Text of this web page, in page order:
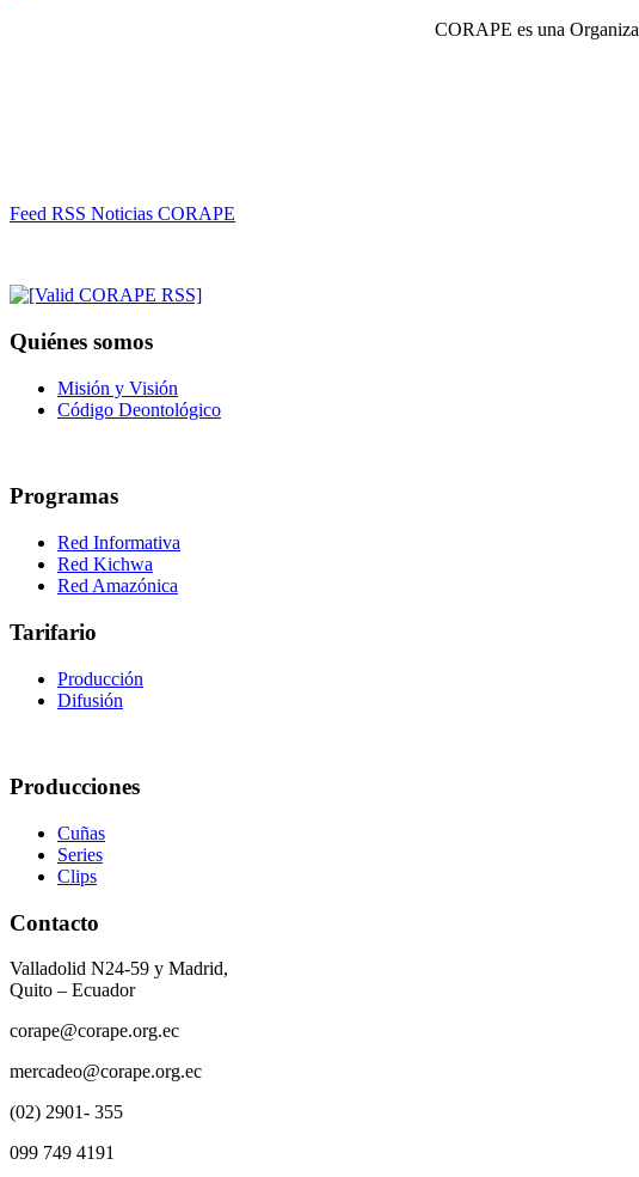
CORAPE es una
Feed RSS Noticias CORAPE
Quiénes somos
Misión y Visión
Código Deontológico
Programas
Red Informativa
Red Kichwa
Red Amazónica
Tarifario
Producción
Difusión
Producciones
Cuñas
Series
Clips
Contacto
Valladolid N24-59 y Madrid,
Quito – Ecuador
corape@corape.org.ec
mercadeo@corape.org.ec
(02) 2901- 355
099 749 4191